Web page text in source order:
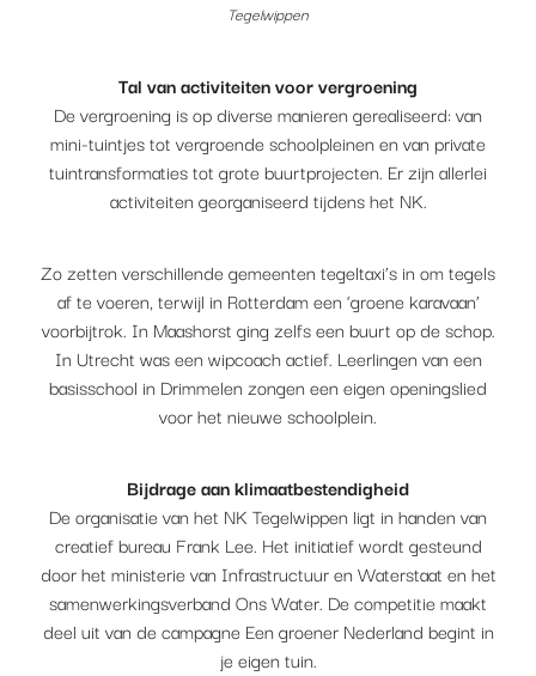
Tegelwippen
Tal van activiteiten voor vergroening
De vergroening is op diverse manieren gerealiseerd: van
mini-tuintjes tot vergroende schoolpleinen en van private
tuintransformaties tot grote buurtprojecten. Er zijn allerlei
activiteiten georganiseerd tijdens het NK.
Zo zetten verschillende gemeenten tegeltaxi’s in om tegels
af te voeren, terwijl in Rotterdam een ‘groene karavaan’
voorbijtrok. In Maashorst ging zelfs een buurt op de schop.
In Utrecht was een wipcoach actief. Leerlingen van een
basisschool in Drimmelen zongen een eigen openingslied
voor het nieuwe schoolplein.
Bijdrage aan klimaatbestendigheid
De organisatie van het NK Tegelwippen ligt in handen van
creatief bureau Frank Lee. Het initiatief wordt gesteund
door het ministerie van Infrastructuur en Waterstaat en het
samenwerkingsverband Ons Water. De competitie maakt
deel uit van de campagne Een groener Nederland begint in
je eigen tuin.